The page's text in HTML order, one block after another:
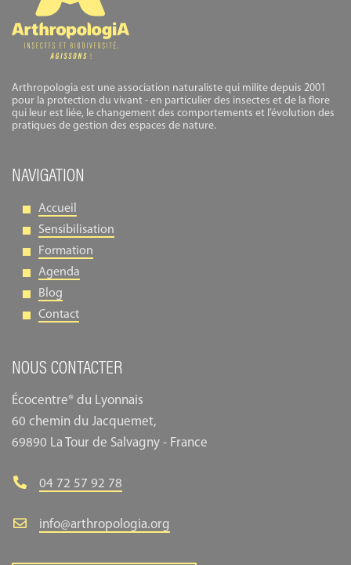
Arthropologia est une association naturaliste qui milite depuis 2001
pour la protection du vivant - en particulier des insectes et de la flore
qui leur est liée, le changement des comportements et l’évolution des
pratiques de gestion des espaces de nature.
NAVIGATION
Accueil
Sensibilisation
Formation
Agenda
Blog
Contact
NOUS CONTACTER
Écocentre® du Lyonnais
60 chemin du Jacquemet,
69890 La Tour de Salvagny - France
04 72 57 92 78
info@arthropologia.org